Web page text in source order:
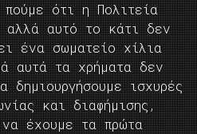
ότι η Πολιτεία
αυτό το κάτι δεν
ένα σωματείο χίλια
αυτά τα χρήματα δεν
δημιουργήσουμε ισχυρές
και διαφήμισης,
έχουμε τα πρώτα